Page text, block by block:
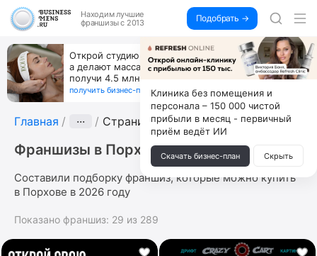
Находим лучшие
франшизы с 2013
Подобрать →
Открой студию, где не колют и не режут,
а делают массаж лица руками и в первый же год
получи 4.5 млн
получить бизнес-план ↓
Главная ··· Страница 4
Франшизы в Порхове
Составили подборку франшиз, которые можно купить
в Порхове в 2026 году
Показано франшиз: 29 из 289
Клиника без помещения и
персонала – 150 000 чистой
прибыли в месяц - первичный
приём ведёт ИИ
Скачать бизнес-план Скрыть